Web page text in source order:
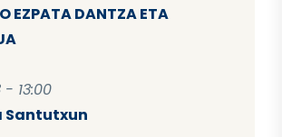
EZPATA DANTZA ETA
- 13:00
Santutxun